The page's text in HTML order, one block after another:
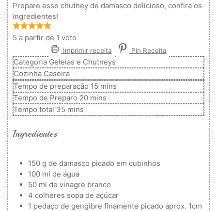
Prepare esse chutney de damasco delicioso, confira os
ingredientes!
5 a partir de 1 voto
Imprimir receita Pin Receita
Categoria Geleias e Chutneys
Cozinha Caseira
Tempo de preparação 15 minutos
mins
Tempo de Preparo 20minutos
mins
Tempo total 35 minutos
mins
Ingredientes
150 g de damasco picado em cubinhos
100 ml de água
50 ml de vinagre branco
4 colheres sopa de açúcar
1 pedaço de gengibre finamente picado aprox. 1cm